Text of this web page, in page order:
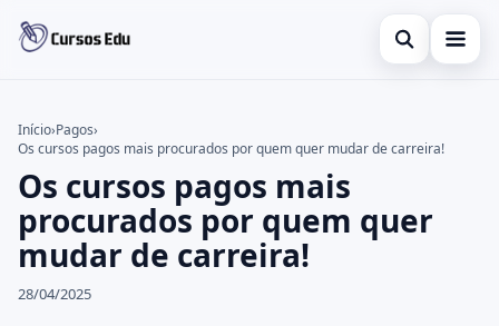
Abrir busca
Inglês
espanhol
Buscar no site
Buscar por:
Pressione Enter para buscar ou ESC para fechar.
Início›Pagos›
Os cursos pagos mais procurados por quem quer mudar de carreira!
Os cursos pagos mais
procurados por quem quer
mudar de carreira!
28/04/2025